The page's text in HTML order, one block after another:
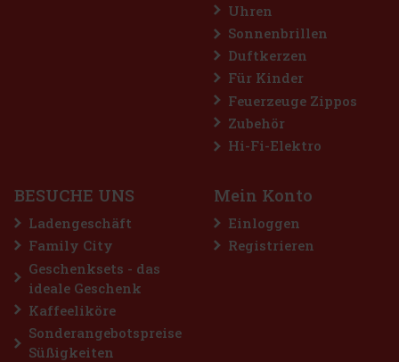
zuckerfreie Kaugummis für alle, die sich
Menthol-Erfrischung wünschen. Die
aus kühlenden Menthol-Noten sorgt für ein
Uhren
Sonnenbrillen
Duftkerzen
Für Kinder
Feuerzeuge Zippos
Zubehör
Hi-Fi-Elektro
BESUCHE UNS
Ladengeschäft
Family City
Geschenksets - das
ideale Geschenk
Kaffeeliköre
Sonderangebotspreise
Süßigkeiten
Mein Konto
Einloggen
Registrieren